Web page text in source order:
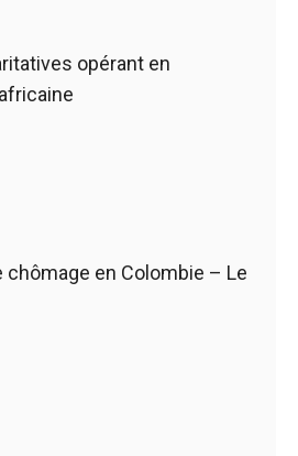
opérant en
chômage en Colombie – Le